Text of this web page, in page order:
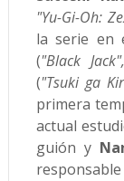
"Yu-Gi-Oh:
la serie en
("Black
("Tsuki ga
primera
actual
guión y